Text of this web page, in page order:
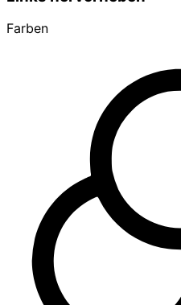
Farben